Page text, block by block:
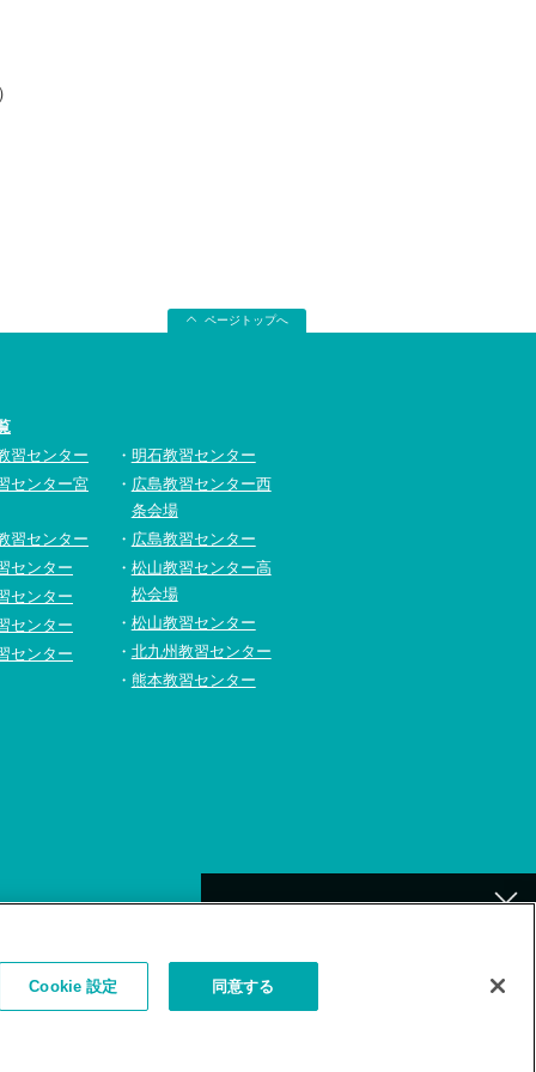
）
ページトップへ
習センター
センター宮
習センター
センター
センター
センター
センター
明石教習センター
広島教習センター西
条会場
広島教習センター
松山教習センター高
松会場
松山教習センター
北九州教習センター
熊本教習センター
補講が必要なお客様へ
Cookie 設定 同意する